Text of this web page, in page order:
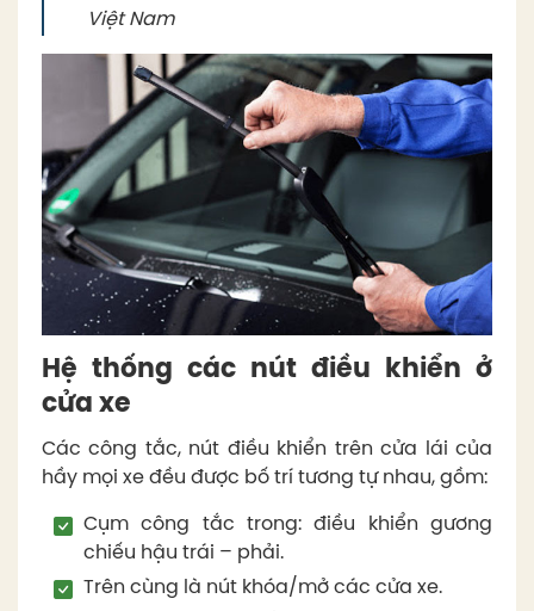
Việt Nam
Hệ thống các nút điều khiển ở
cửa xe
Các công tắc, nút điều khiển trên cửa lái của
hầy mọi xe đều được bố trí tương tự nhau, gồm:
Cụm công tắc trong: điều khiển gương
chiếu hậu trái – phải.
Trên cùng là nút khóa/mở các cửa xe.